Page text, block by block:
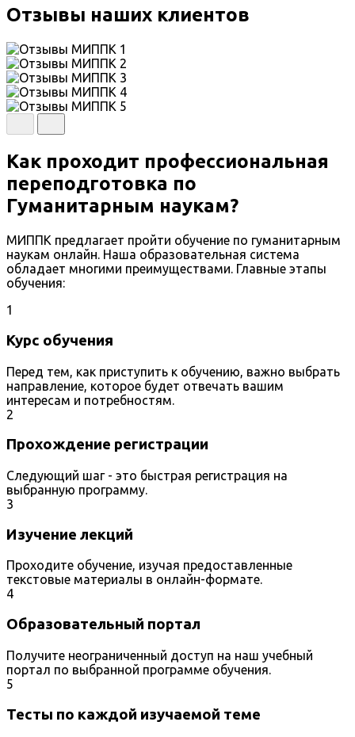
Отзывы наших клиентов
Как проходит профессиональная
переподготовка по
Гуманитарным наукам?
МИППК предлагает пройти обучение по гуманитарным
наукам онлайн. Наша образовательная система
обладает многими преимуществами. Главные этапы
обучения:
1
Курс обучения
Перед тем, как приступить к обучению, важно выбрать
направление, которое будет отвечать вашим
интересам и потребностям.
2
Прохождение регистрации
Следующий шаг - это быстрая регистрация на
выбранную программу.
3
Изучение лекций
Проходите обучение, изучая предоставленные
текстовые материалы в онлайн-формате.
4
Образовательный портал
Получите неограниченный доступ на наш учебный
портал по выбранной программе обучения.
5
Тесты по каждой изучаемой теме